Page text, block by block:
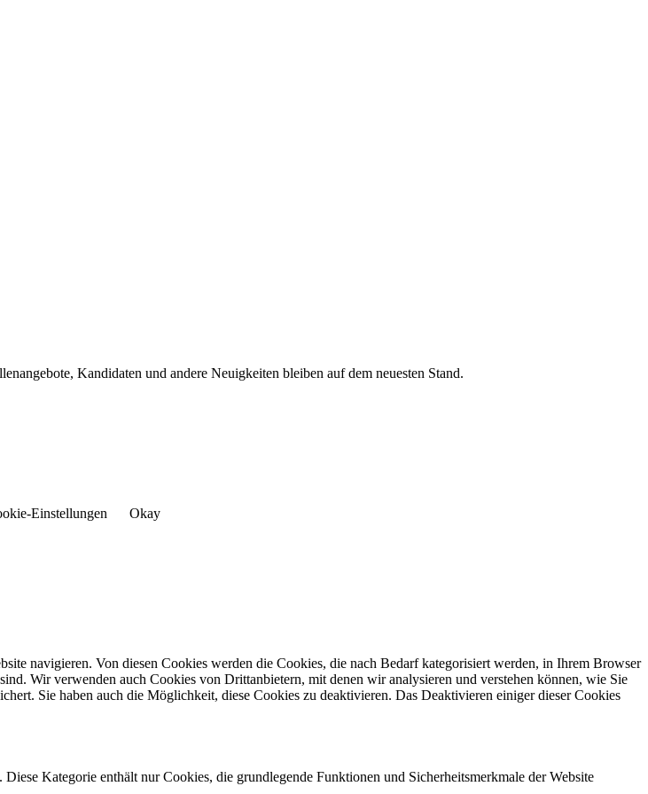
Kandidaten und andere Neuigkeiten bleiben auf dem neuesten Stand.
Einstellungen Okay
navigieren. Von diesen Cookies werden die Cookies, die nach Bedarf kategorisiert werden, in Ihrem Browser
Wir verwenden auch Cookies von Drittanbietern, mit denen wir analysieren und verstehen können, wie Sie
Sie haben auch die Möglichkeit, diese Cookies zu deaktivieren. Das Deaktivieren einiger dieser Cookies
Kategorie enthält nur Cookies, die grundlegende Funktionen und Sicherheitsmerkmale der Website